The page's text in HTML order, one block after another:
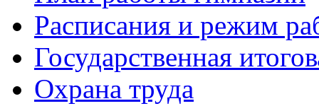
Расписания и режим
Государственная
Охрана труда